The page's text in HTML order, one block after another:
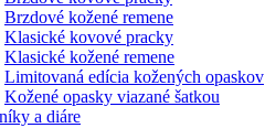
Brzdové kožené remene
Klasické kovové pracky
Klasické kožené remene
Limitovaná edícia kožených opaskov
Kožené opasky viazané šatkou
a diáre